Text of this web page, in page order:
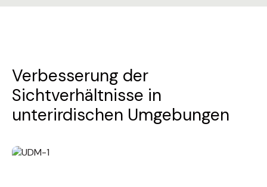
Verbesserung der
Sichtverhältnisse in
unterirdischen Umgebungen